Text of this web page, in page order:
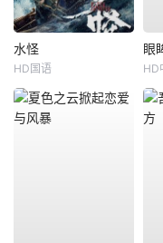
水怪
HD国语
眼
HD